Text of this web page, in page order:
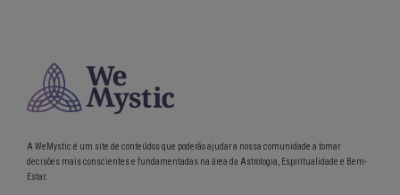
A WeMystic é um site de conteúdos que poderão ajudar a nossa comunidade a tomar
decisões mais conscientes e fundamentadas na área da Astrologia, Espiritualidade e Bem-
Estar.